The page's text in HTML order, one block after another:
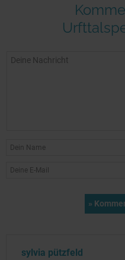
sylvia pützfeld